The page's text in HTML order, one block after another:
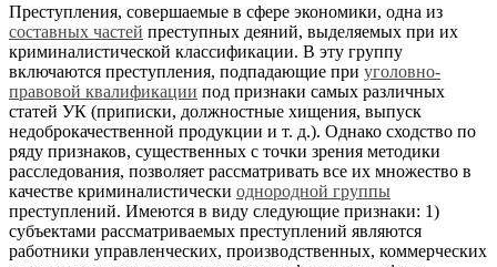
Преступления, совершаемые в сфере экономики, одна из
составных частей преступных деяний, выделяемых при их
криминалистической классификации. В эту группу
включаются преступления, подпадающие при уголовно-
правовой квалификации под признаки самых различных
статей УК (приписки, должностные хищения, выпуск
недоброкачественной продукции и т. д.). Однако сходство по
ряду признаков, существенных с точки зрения методики
расследования, позволяет рассматривать все их множество в
качестве криминалистически однородной группы
преступлений. Имеются в виду следующие признаки: 1)
субъектами рассматриваемых преступлений являются
работники управленческих, производственных, коммерческих